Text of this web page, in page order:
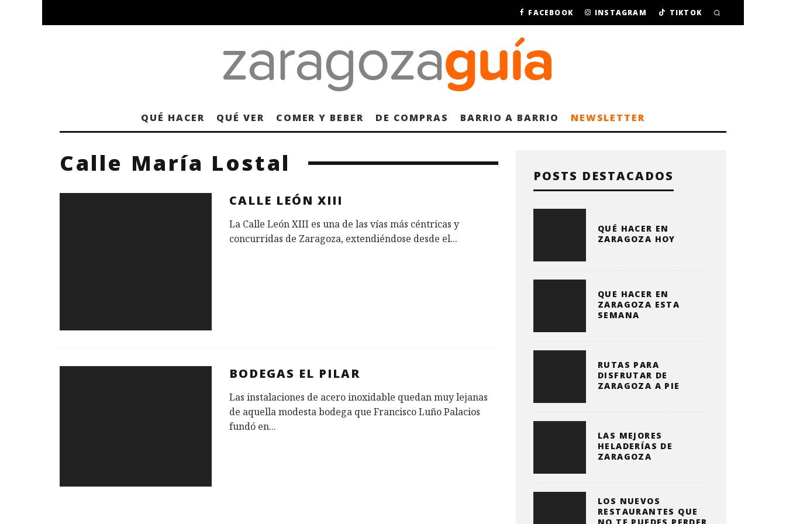
FACEBOOK INSTAGRAM TIKTOK
QUÉ HACER QUÉ VER COMER Y BEBER DE COMPRAS BARRIO A BARRIO NEWSLETTER
Calle María Lostal
CALLE LEÓN XIII
La Calle León XIII es una de las vías más céntricas y
concurridas de Zaragoza, extendiéndose desde el...
BODEGAS EL PILAR
Las instalaciones de acero inoxidable quedan muy lejanas
de aquella modesta bodega que Francisco Luño Palacios
fundó en...
POSTS DESTACADOS
QUÉ HACER EN
ZARAGOZA HOY
QUE HACER EN
ZARAGOZA ESTA
SEMANA
RUTAS PARA
DISFRUTAR DE
ZARAGOZA A PIE
LAS MEJORES
HELADERÍAS DE
ZARAGOZA
LOS NUEVOS
RESTAURANTES QUE
NO TE PUEDES PERDER